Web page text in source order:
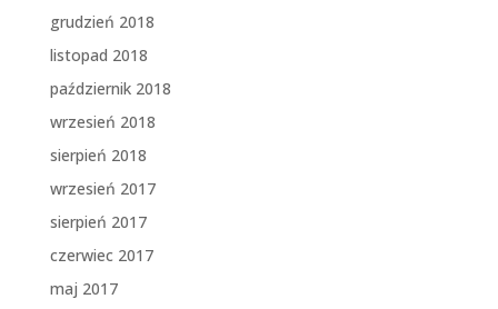
grudzień 2018
listopad 2018
październik 2018
wrzesień 2018
sierpień 2018
wrzesień 2017
sierpień 2017
czerwiec 2017
maj 2017